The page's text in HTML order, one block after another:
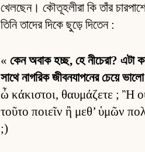
খেলছেন। কৌতূহলীরা কি তাঁর
তিনি তাদের দিকে ছুড়ে দিতেন :
«কেন অবাক হচ্ছ, হে নীচেরা? এটা
সাথে নাগরিক জীবনযাপনের চেয়ে
ὦ κάκιστοι, θαυμάζετε ; Ἢ
τοῦτο ποιεῖν ἢ μεθ’ ὑμῶν
;)